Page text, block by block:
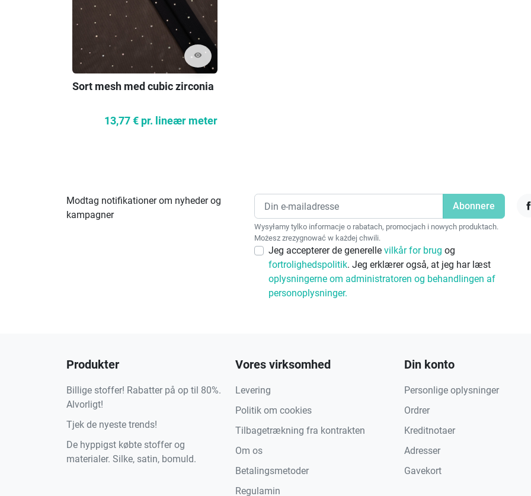
visibility
Sort mesh med cubic zirconia
13,77 € pr. lineær meter
Modtag notifikationer om nyheder og
kampagner
Wysyłamy tylko informacje o rabatach, promocjach i nowych produktach.
Możesz zrezygnować w każdej chwili.
Jeg accepterer de generelle vilkår for brug og
fortrolighedspolitik. Jeg erklærer også, at jeg har læst
oplysningerne om administratoren og behandlingen af
personoplysninger.
Produkter
Billige stoffer! Rabatter på op til 80%.
Alvorligt!
Tjek de nyeste trends!
De hyppigst købte stoffer og
materialer. Silke, satin, bomuld.
Vores virksomhed
Levering
Politik om cookies
Tilbagetrækning fra kontrakten
Om os
Betalingsmetoder
Regulamin
Din konto
Personlige oplysninger
Ordrer
Kreditnotaer
Adresser
Gavekort